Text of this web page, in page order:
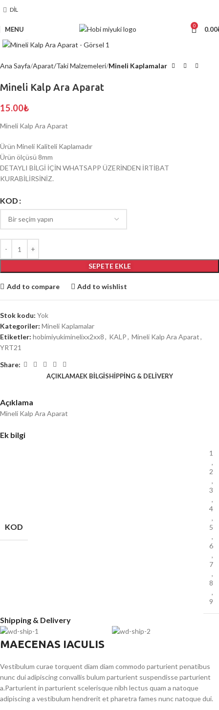
DIL
MENU 0 0.00
Ana Sayfa Aparat/Taki Malzemeleri Mineli Kaplamalar
Mineli Kalp Ara Aparat
15.00₺
Mineli Kalp Ara Aparat
Ürün Mineli Kaliteli Kaplamadır
Ürün ölçüsü 8mm
DETAYLI BİLGİ İÇİN WHATSAPP ÜZERİNDEN İRTİBAT
KURABİLİRSİNİZ.
KOD
SEPETE EKLE
Add to compare Add to wishlist
Stok kodu: Yok
Kategoriler: Mineli Kaplamalar
Etiketler: hobimiyukiminelixx2xx8, KALP, Mineli Kalp Ara Aparat,
YRT21
Share:
AÇIKLAMAEK BILGISHIPPING & DELIVERY
Açıklama
Mineli Kalp Ara Aparat
Ek bilgi
KOD
1
,
2
,
3
,
4
,
5
,
6
,
7
,
8
,
9
Shipping & Delivery
MAECENAS IACULIS
Vestibulum curae torquent diam diam commodo parturient penatibus
nunc dui adipiscing convallis bulum parturient suspendisse parturient
a.Parturient in parturient scelerisque nibh lectus quam a natoque
adipiscing a vestibulum hendrerit et pharetra fames nunc natoque dui.